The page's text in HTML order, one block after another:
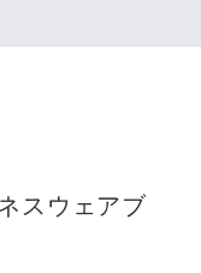
スウェアブ